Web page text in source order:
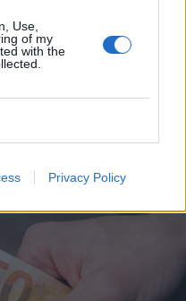
Use,
of my
with the
Privacy Policy
a Dunába
–